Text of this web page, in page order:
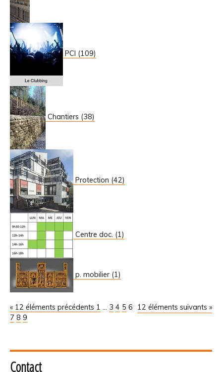
PCI (109)
Chantiers (38)
Protection (42)
Centre doc. (1)
p. mobilier (1)
« 12 éléments précédents 12 éléments suivants »
1 ... 3 4 5 6
7 8 9
Contact